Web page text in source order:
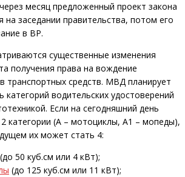
месяц предложенный проект закона
на заседании правительства, потом его
в ВР.
существенные изменения
получения права на вождение
транспортных средств. МВД планирует
категорий водительских удостоверений
Если на сегодняшний день
категории (А – мотоциклы, А1 – мопеды),
их может стать 4:
50 куб.см или 4 кВт);
(до 125 куб.см или 11 кВт);